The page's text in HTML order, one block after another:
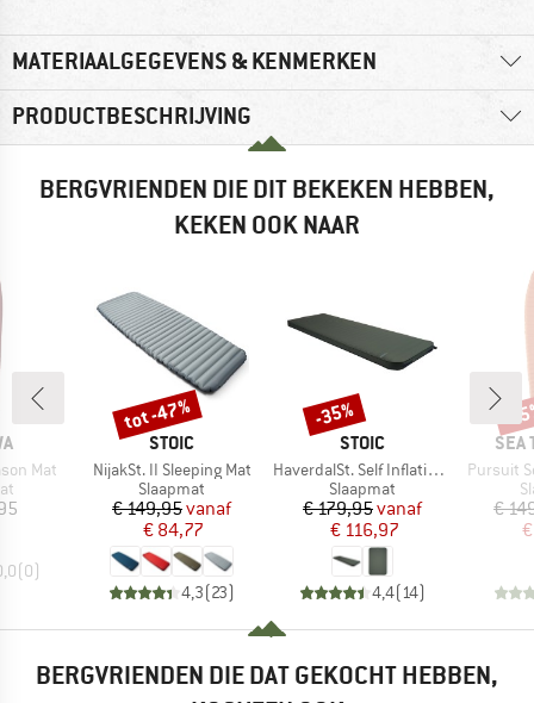
MATERIAALGEGEVENS & KENMERKEN
PRODUCTBESCHRIJVING
BERGVRIENDEN DIE DIT BEKEKEN HEBBEN,
KEKEN OOK NAAR
Mat
(0)
MERK
STOIC
Artikel
NijakSt. II Sleeping Mat
Productgroep
Slaapmat
Prijs
€ 149,95Verlaagde prijs
vanaf
€ 84,77
4,3(23)
Korting
tot -47%
MERK
STOIC
Artikel
HaverdalSt. Self Inflating Mat
Productgroep
Slaapmat
Prijs
€ 179,95Verlaagde prijs
vanaf
€ 116,97
4,4( 14)
Korting
-35%
SEA
Artikel
Pursuit
€
-
BERGVRIENDEN DIE DAT GEKOCHT HEBBEN,